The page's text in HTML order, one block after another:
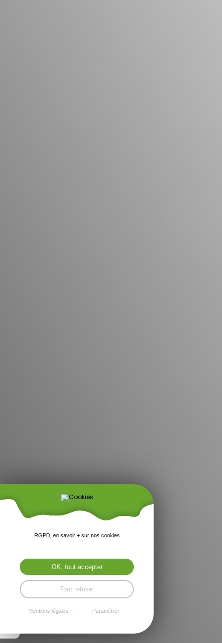
RGPD, en savoir + sur nos cookies
OK, tout accepter
Tout refuser
Mentions légales Paramétrer